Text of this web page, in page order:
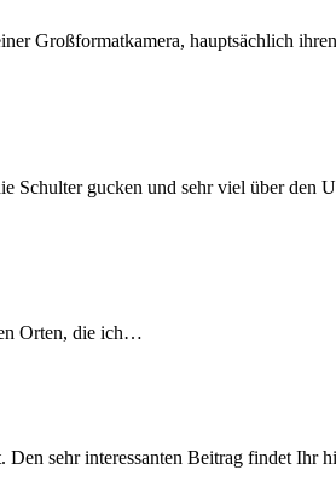
Großformatkamera, hauptsächlich
Schulter gucken und sehr viel über den
Orten, die ich…
Den sehr interessanten Beitrag findet Ihr